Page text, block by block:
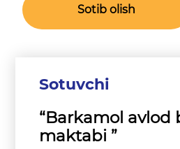
Sotib olish
Sotuvchi
“Barkamol avlod
maktabi ”